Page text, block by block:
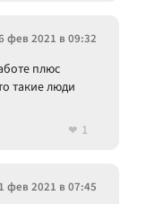
фев 2021 в 09:32
плюс
такие люди
1
фев 2021 в 07:45